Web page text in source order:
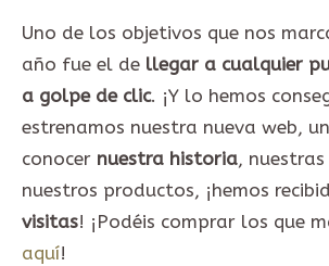
Uno de los objetivos que nos
año fue el de llegar a cualquier
a golpe de clic. ¡Y lo hemos
estrenamos nuestra nueva web,
conocer nuestra historia,
nuestros productos, ¡hemos
visitas! ¡Podéis comprar los que
aquí!